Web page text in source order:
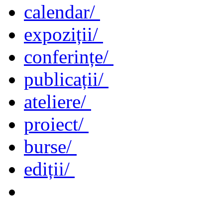
calendar/
expoziții/
conferințe/
publicații/
ateliere/
proiect/
burse/
ediții/